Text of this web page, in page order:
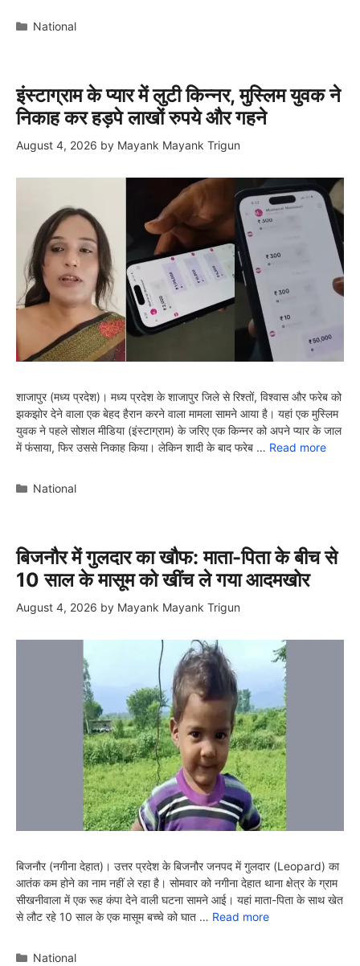
Categories
National
इंस्टाग्राम के प्यार में लुटी किन्नर, मुस्लिम युवक ने
निकाह कर हड़पे लाखों रुपये और गहने
August 4, 2026 by Mayank Mayank Trigun
शाजापुर (मध्य प्रदेश)। मध्य प्रदेश के शाजापुर जिले से रिश्तों, विश्वास और फरेब को
झकझोर देने वाला एक बेहद हैरान करने वाला मामला सामने आया है। यहां एक मुस्लिम
युवक ने पहले सोशल मीडिया (इंस्टाग्राम) के जरिए एक किन्नर को अपने प्यार के जाल
में फंसाया, फिर उससे निकाह किया। लेकिन शादी के बाद फरेब … Read more
Categories
National
बिजनौर में गुलदार का खौफ: माता-पिता के बीच से
10 साल के मासूम को खींच ले गया आदमखोर
August 4, 2026 by Mayank Mayank Trigun
बिजनौर (नगीना देहात)। उत्तर प्रदेश के बिजनौर जनपद में गुलदार (Leopard) का
आतंक कम होने का नाम नहीं ले रहा है। सोमवार को नगीना देहात थाना क्षेत्र के ग्राम
सीखनीवाला में एक रूह कंपा देने वाली घटना सामने आई। यहां माता-पिता के साथ खेत
से लौट रहे 10 साल के एक मासूम बच्चे को घात … Read more
Categories
National